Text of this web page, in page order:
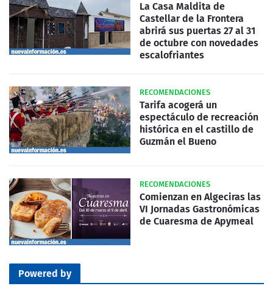
La Casa Maldita de
Castellar de la Frontera
abrirá sus puertas 27 al 31
de octubre con novedades
escalofriantes
RECOMENDACIONES
Tarifa acogerá un
espectáculo de recreación
histórica en el castillo de
Guzmán el Bueno
RECOMENDACIONES
Comienzan en Algeciras las
VI Jornadas Gastronómicas
de Cuaresma de Apymeal
Powered by